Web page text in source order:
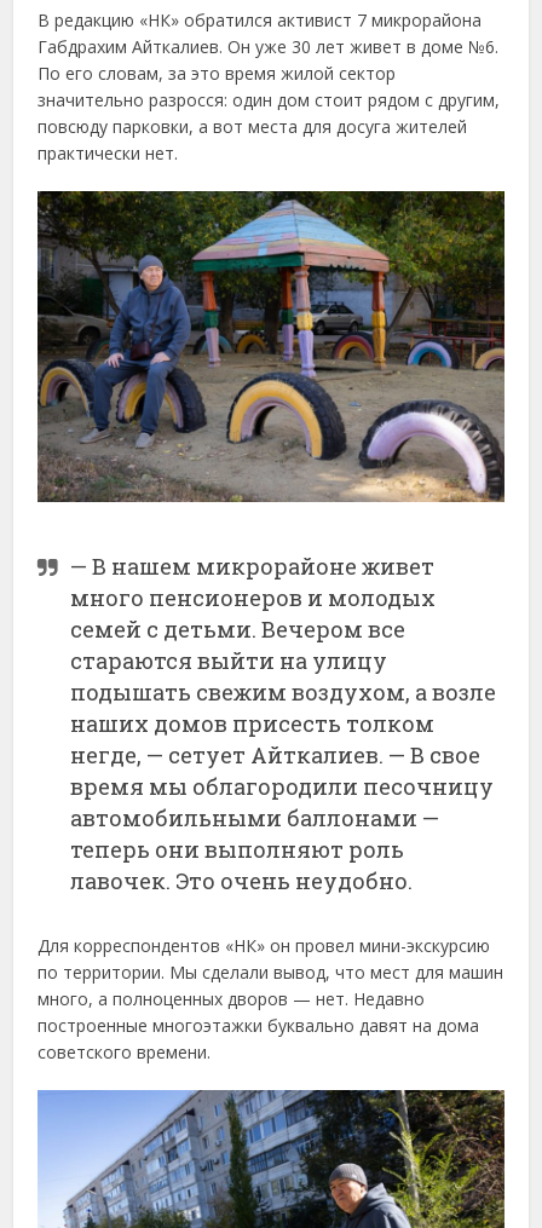
В редакцию «НК» обратился активист 7 микрорайона
Габдрахим Айткалиев. Он уже 30 лет живет в доме №6.
По его словам, за это время жилой сектор
значительно разросся: один дом стоит рядом с другим,
повсюду парковки, а вот места для досуга жителей
практически нет.
— В нашем микрорайоне живет
много пенсионеров и молодых
семей с детьми. Вечером все
стараются выйти на улицу
подышать свежим воздухом, а возле
наших домов присесть толком
негде, — сетует Айткалиев. — В свое
время мы облагородили песочницу
автомобильными баллонами —
теперь они выполняют роль
лавочек. Это очень неудобно.
Для корреспондентов «НК» он провел мини-экскурсию
по территории. Мы сделали вывод, что мест для машин
много, а полноценных дворов — нет. Недавно
построенные многоэтажки буквально давят на дома
советского времени.